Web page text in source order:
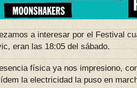
a interesar por el Festival
eran las 18:05 del sábado.
física ya nos impresiono,
la electricidad la puso en